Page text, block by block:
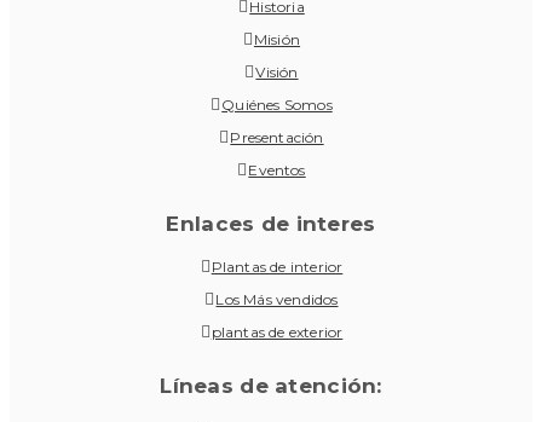
Historia
Misión
Visión
Quiénes Somos
Presentación
Eventos
Enlaces de interes
Plantas de interior
Los Más vendidos
plantas de exterior
Líneas de atención: